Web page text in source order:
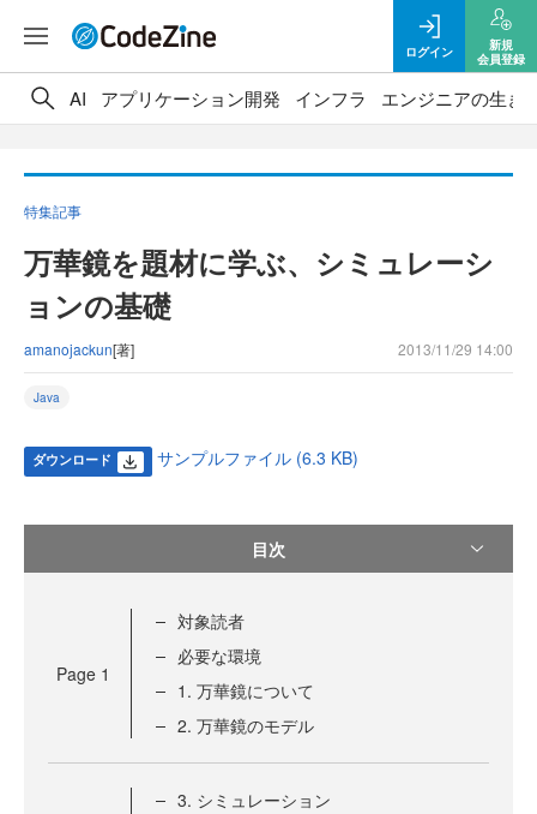
ログイン
新規
会員登録
AI アプリケーション開発 インフラ エンジニアの生き
特集記事
万華鏡を題材に学ぶ、シミュレーシ
ョンの基礎
amanojackun[著] 2013/11/29 14:00
Java
ダウンロード サンプルファイル (6.3 KB)
目次
Page 1
対象読者
必要な環境
1. 万華鏡について
2. 万華鏡のモデル
3. シミュレーション